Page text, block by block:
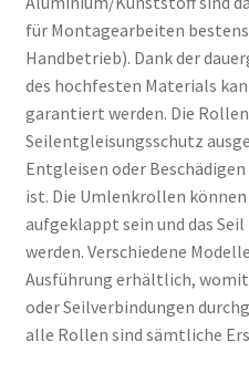
für Montagearbeiten
Handbetrieb). Dank der
des hochfesten Materials
garantiert werden. Die
Seilentgleisungsschutz
Entgleisen oder
ist. Die Umlenkrollen
aufgeklappt sein und das
werden. Verschiedene
Ausführung erhältlich, womit
oder Seilverbindungen
alle Rollen sind sämtliche